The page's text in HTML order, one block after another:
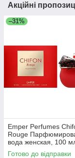
Акційні
–31%
Emper Perfumes
Rouge
вода женская, 100
Готово до відправки